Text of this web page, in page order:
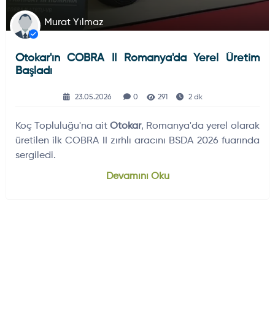
Murat Yılmaz
Otokar'ın COBRA II Romanya'da Yerel Üretim
Başladı
23.05.2026 0 291 2 dk
Koç Topluluğu'na ait Otokar, Romanya'da yerel olarak
üretilen ilk COBRA II zırhlı aracını BSDA 2026 fuarında
sergiledi.
Devamını Oku